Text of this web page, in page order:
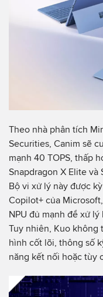
Theo nhà phân tích
Securities, Canim sẽ
mạnh 40 TOPS, thấp
Snapdragon X Elite và
Bộ vi xử lý này được
Copilot+ của
NPU đủ mạnh để xử
Tuy nhiên, Kuo
hình cốt lõi, thông số
năng kết nối hoặc tùy